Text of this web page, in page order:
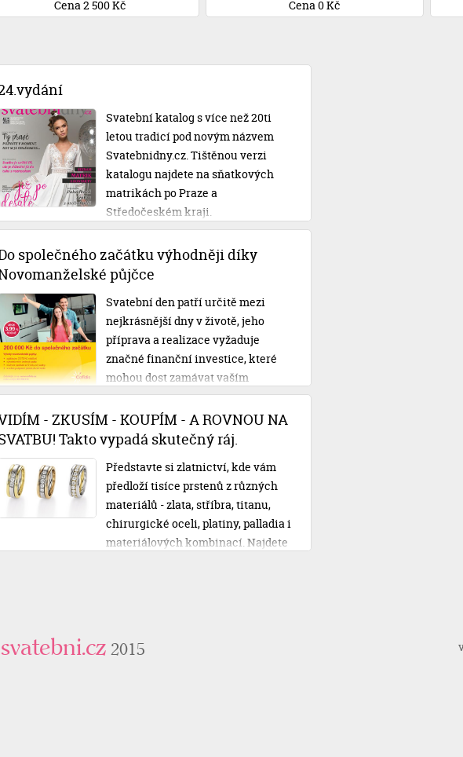
Cena 2 500 Kč Cena 0 Kč
Svatební katalog s více než 20ti
letou tradicí pod novým názvem
Svatebnidny.cz. Tištěnou verzi
katalogu najdete na sňatkových
matrikách po Praze a
Středočeském kraji.
společného začátku výhodněji díky
půjčce
Svatební den patří určitě mezi
nejkrásnější dny v životě, jeho
příprava a realizace vyžaduje
značné finanční investice, které
mohou dost zamávat vaším
rozpočtem. S Novomanželskou
půjčkou od Cofidisu se však o své
posvatební plány nemusíte obávat.
- ZKUSÍM - KOUPÍM - A ROVNOU NA
Takto vypadá skutečný ráj.
Představte si zlatnictví, kde vám
předloží tisíce prstenů z různých
materiálů - zlata, stříbra, titanu,
chirurgické oceli, platiny, palladia i
materiálových kombinací. Najdete
svatebni.cz 2015